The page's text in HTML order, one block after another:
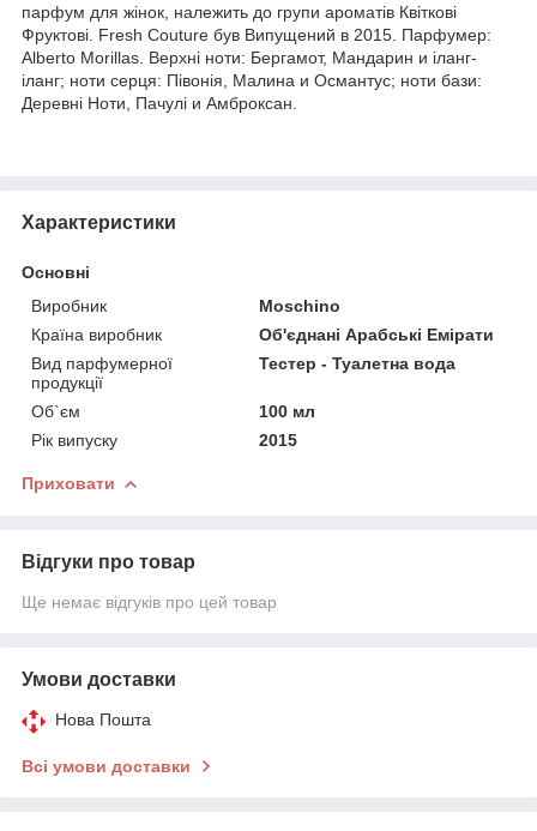
парфум для жінок, належить до групи ароматів Квіткові
Фруктові. Fresh Couture був Випущений в 2015. Парфумер:
Alberto Morillas. Верхні ноти: Бергамот, Мандарин и іланг-
іланг; ноти серця: Півонія, Малина и Османтус; ноти бази:
Деревні Ноти, Пачулі и Амброксан.
Характеристики
Основні
Виробник
Moschino
Країна виробник
Об'єднані Арабські Емірати
Вид парфумерної
продукції
Тестер - Туалетна вода
Об`єм
100 мл
Рік випуску
2015
Приховати
Відгуки про товар
Ще немає відгуків про цей товар
Умови доставки
Нова Пошта
Всі умови доставки